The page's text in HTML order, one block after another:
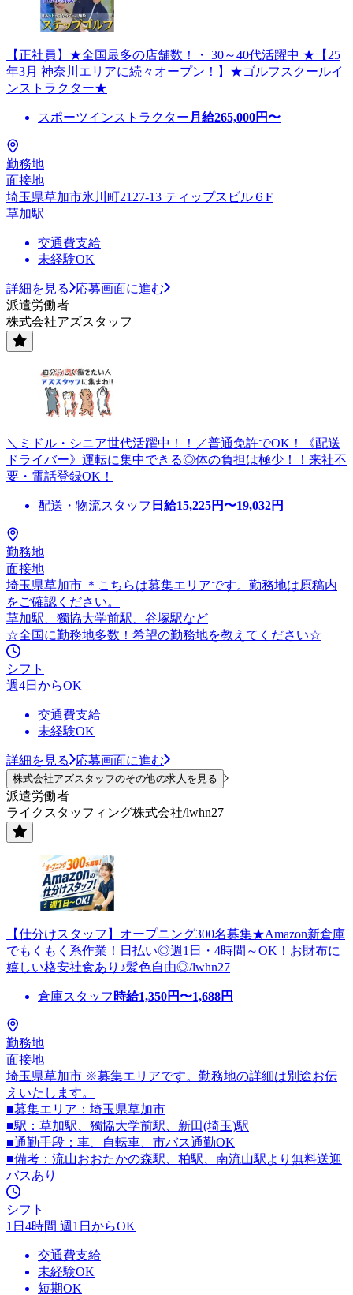
【正社員】★全国最多の店舗数！・ 30～40代活躍中 ★【25
年3月 神奈川エリアに続々オープン！】★ゴルフスクールイ
ンストラクター★
スポーツインストラクター 月給265,000円〜
勤務地
面接地
埼玉県草加市氷川町2127-13 ティップスビル６F
草加駅
交通費支給
未経験OK
詳細を見る
応募画面に進む
派遣労働者
株式会社アズスタッフ
＼ミドル・シニア世代活躍中！！／普通免許でOK！《配送
ドライバー》運転に集中できる◎体の負担は極少！！来社不
要・電話登録OK！
配送・物流スタッフ 日給15,225円〜19,032円
勤務地
面接地
埼玉県草加市 ＊こちらは募集エリアです。勤務地は原稿内
をご確認ください。
草加駅、獨協大学前駅、谷塚駅など
☆全国に勤務地多数！希望の勤務地を教えてください☆
シフト
週4日からOK
交通費支給
未経験OK
詳細を見る 応募画面に進む
株式会社アズスタッフのその他の求人を見る
派遣労働者
ライクスタッフィング株式会社/lwhn27
【仕分けスタッフ】オープニング300名募集★Amazon新倉庫
でもくもく系作業！日払い◎週1日・4時間～OK！お財布に
嬉しい格安社食あり♪髪色自由◎/lwhn27
倉庫スタッフ 時給1,350円〜1,688円
勤務地
面接地
埼玉県草加市 ※募集エリアです。勤務地の詳細は別途お伝
えいたします。
■募集エリア：埼玉県草加市
■駅：草加駅、獨協大学前駅、新田(埼玉)駅
■通勤手段：車、自転車、市バス通勤OK
■備考：流山おおたかの森駅、柏駅、南流山駅より無料送迎
バスあり
シフト
1日4時間 週1日からOK
交通費支給
未経験OK
短期OK